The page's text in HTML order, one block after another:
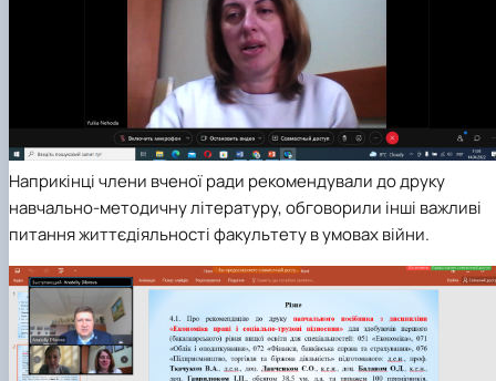
Наприкінці члени вченої ради рекомендували до друку
навчально-методичну літературу, обговорили інші важливі
питання життєдіяльності факультету в умовах війни.